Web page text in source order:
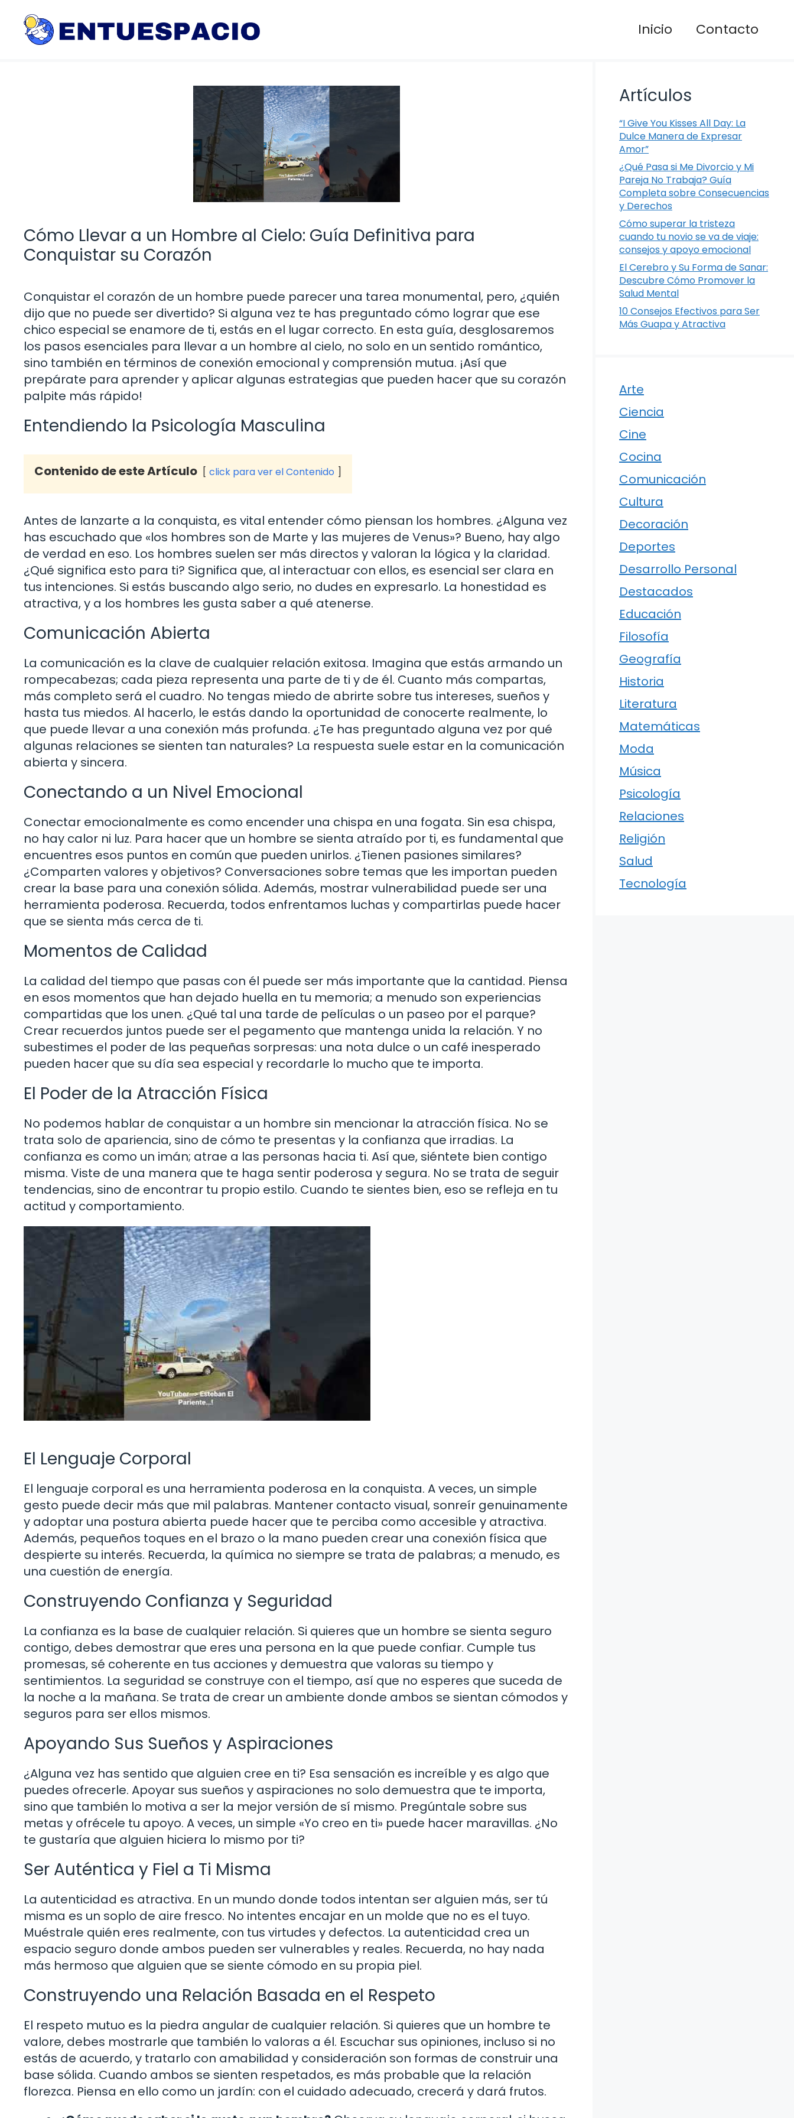
contenido
Inicio Contacto
Cómo Llevar a un Hombre al Cielo: Guía Definitiva para
Conquistar su Corazón
Conquistar el corazón de un hombre puede parecer una tarea monumental, pero, ¿quién
dijo que no puede ser divertido? Si alguna vez te has preguntado cómo lograr que ese
chico especial se enamore de ti, estás en el lugar correcto. En esta guía, desglosaremos
los pasos esenciales para llevar a un hombre al cielo, no solo en un sentido romántico,
sino también en términos de conexión emocional y comprensión mutua. ¡Así que
prepárate para aprender y aplicar algunas estrategias que pueden hacer que su corazón
palpite más rápido!
Entendiendo la Psicología Masculina
Contenido de este Artículo click para ver el Contenido
Antes de lanzarte a la conquista, es vital entender cómo piensan los hombres. ¿Alguna vez
has escuchado que «los hombres son de Marte y las mujeres de Venus»? Bueno, hay algo
de verdad en eso. Los hombres suelen ser más directos y valoran la lógica y la claridad.
¿Qué significa esto para ti? Significa que, al interactuar con ellos, es esencial ser clara en
tus intenciones. Si estás buscando algo serio, no dudes en expresarlo. La honestidad es
atractiva, y a los hombres les gusta saber a qué atenerse.
Comunicación Abierta
La comunicación es la clave de cualquier relación exitosa. Imagina que estás armando un
rompecabezas; cada pieza representa una parte de ti y de él. Cuanto más compartas,
más completo será el cuadro. No tengas miedo de abrirte sobre tus intereses, sueños y
hasta tus miedos. Al hacerlo, le estás dando la oportunidad de conocerte realmente, lo
que puede llevar a una conexión más profunda. ¿Te has preguntado alguna vez por qué
algunas relaciones se sienten tan naturales? La respuesta suele estar en la comunicación
abierta y sincera.
Conectando a un Nivel Emocional
Conectar emocionalmente es como encender una chispa en una fogata. Sin esa chispa,
no hay calor ni luz. Para hacer que un hombre se sienta atraído por ti, es fundamental que
encuentres esos puntos en común que pueden unirlos. ¿Tienen pasiones similares?
¿Comparten valores y objetivos? Conversaciones sobre temas que les importan pueden
crear la base para una conexión sólida. Además, mostrar vulnerabilidad puede ser una
herramienta poderosa. Recuerda, todos enfrentamos luchas y compartirlas puede hacer
que se sienta más cerca de ti.
Momentos de Calidad
La calidad del tiempo que pasas con él puede ser más importante que la cantidad. Piensa
en esos momentos que han dejado huella en tu memoria; a menudo son experiencias
compartidas que los unen. ¿Qué tal una tarde de películas o un paseo por el parque?
Crear recuerdos juntos puede ser el pegamento que mantenga unida la relación. Y no
subestimes el poder de las pequeñas sorpresas: una nota dulce o un café inesperado
pueden hacer que su día sea especial y recordarle lo mucho que te importa.
El Poder de la Atracción Física
No podemos hablar de conquistar a un hombre sin mencionar la atracción física. No se
trata solo de apariencia, sino de cómo te presentas y la confianza que irradias. La
confianza es como un imán; atrae a las personas hacia ti. Así que, siéntete bien contigo
misma. Viste de una manera que te haga sentir poderosa y segura. No se trata de seguir
tendencias, sino de encontrar tu propio estilo. Cuando te sientes bien, eso se refleja en tu
actitud y comportamiento.
El Lenguaje Corporal
El lenguaje corporal es una herramienta poderosa en la conquista. A veces, un simple
gesto puede decir más que mil palabras. Mantener contacto visual, sonreír genuinamente
y adoptar una postura abierta puede hacer que te perciba como accesible y atractiva.
Además, pequeños toques en el brazo o la mano pueden crear una conexión física que
despierte su interés. Recuerda, la química no siempre se trata de palabras; a menudo, es
una cuestión de energía.
Construyendo Confianza y Seguridad
La confianza es la base de cualquier relación. Si quieres que un hombre se sienta seguro
contigo, debes demostrar que eres una persona en la que puede confiar. Cumple tus
promesas, sé coherente en tus acciones y demuestra que valoras su tiempo y
sentimientos. La seguridad se construye con el tiempo, así que no esperes que suceda de
la noche a la mañana. Se trata de crear un ambiente donde ambos se sientan cómodos y
seguros para ser ellos mismos.
Apoyando Sus Sueños y Aspiraciones
¿Alguna vez has sentido que alguien cree en ti? Esa sensación es increíble y es algo que
puedes ofrecerle. Apoyar sus sueños y aspiraciones no solo demuestra que te importa,
sino que también lo motiva a ser la mejor versión de sí mismo. Pregúntale sobre sus
metas y ofrécele tu apoyo. A veces, un simple «Yo creo en ti» puede hacer maravillas. ¿No
te gustaría que alguien hiciera lo mismo por ti?
Ser Auténtica y Fiel a Ti Misma
La autenticidad es atractiva. En un mundo donde todos intentan ser alguien más, ser tú
misma es un soplo de aire fresco. No intentes encajar en un molde que no es el tuyo.
Muéstrale quién eres realmente, con tus virtudes y defectos. La autenticidad crea un
espacio seguro donde ambos pueden ser vulnerables y reales. Recuerda, no hay nada
más hermoso que alguien que se siente cómodo en su propia piel.
Construyendo una Relación Basada en el Respeto
El respeto mutuo es la piedra angular de cualquier relación. Si quieres que un hombre te
valore, debes mostrarle que también lo valoras a él. Escuchar sus opiniones, incluso si no
estás de acuerdo, y tratarlo con amabilidad y consideración son formas de construir una
base sólida. Cuando ambos se sienten respetados, es más probable que la relación
florezca. Piensa en ello como un jardín: con el cuidado adecuado, crecerá y dará frutos.
Artículos
“I Give You Kisses All Day: La
Dulce Manera de Expresar
Amor”
¿Qué Pasa si Me Divorcio y Mi
Pareja No Trabaja? Guía
Completa sobre Consecuencias
y Derechos
Cómo superar la tristeza
cuando tu novio se va de viaje:
consejos y apoyo emocional
El Cerebro y Su Forma de Sanar:
Descubre Cómo Promover la
Salud Mental
10 Consejos Efectivos para Ser
Más Guapa y Atractiva
Arte
Ciencia
Cine
Cocina
Comunicación
Cultura
Decoración
Deportes
Desarrollo Personal
Destacados
Educación
Filosofía
Geografía
Historia
Literatura
Matemáticas
Moda
Música
Psicología
Relaciones
Religión
Salud
Tecnología